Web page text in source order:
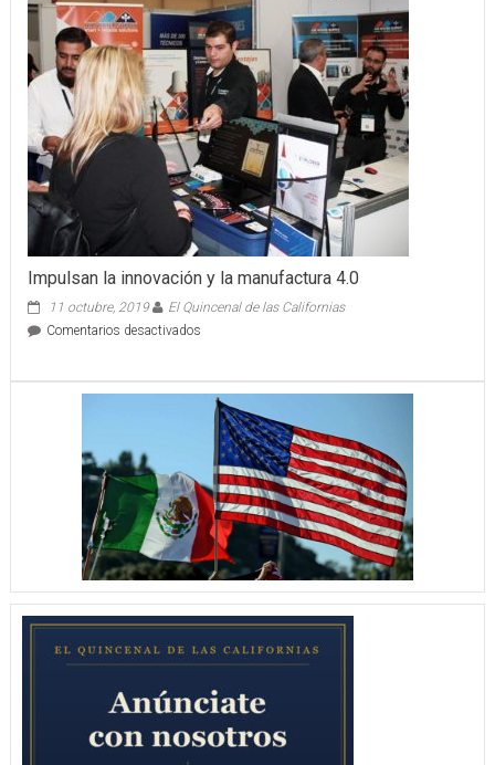
EN
DESFILE
DE
LAS
LUCES
Impulsan la innovación y la manufactura 4.0
11 octubre, 2019
El Quincenal de las Californias
Comentarios desactivadosen
manufactura
4.0